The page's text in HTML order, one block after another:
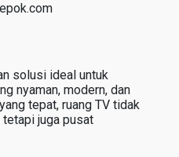
solusi ideal untuk
nyaman, modern, dan
tepat, ruang TV tidak
tetapi juga pusat